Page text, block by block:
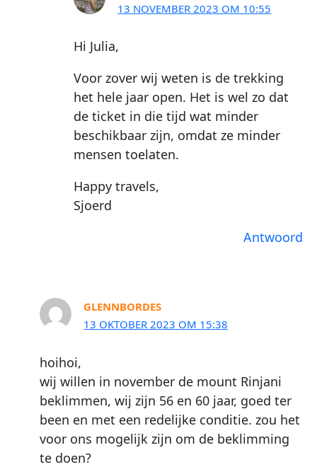
13 NOVEMBER 2023 OM 10:55
Hi Julia,
Voor zover wij weten is de trekking
het hele jaar open. Het is wel zo dat
de ticket in die tijd wat minder
beschikbaar zijn, omdat ze minder
mensen toelaten.
Happy travels,
Sjoerd
Antwoord
GLENNBORDES
13 OKTOBER 2023 OM 15:38
hoihoi,
wij willen in november de mount Rinjani
beklimmen, wij zijn 56 en 60 jaar, goed ter
been en met een redelijke conditie. zou het
voor ons mogelijk zijn om de beklimming
te doen?